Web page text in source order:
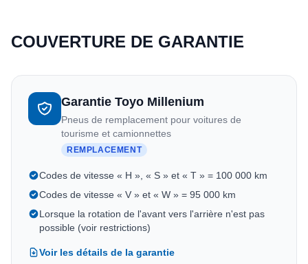
COUVERTURE DE GARANTIE
Garantie Toyo Millenium
Pneus de remplacement pour voitures de
tourisme et camionnettes
REMPLACEMENT
Codes de vitesse « H », « S » et « T » = 100 000 km
Codes de vitesse « V » et « W » = 95 000 km
Lorsque la rotation de l'avant vers l'arrière n'est pas
possible (voir restrictions)
Voir les détails de la garantie